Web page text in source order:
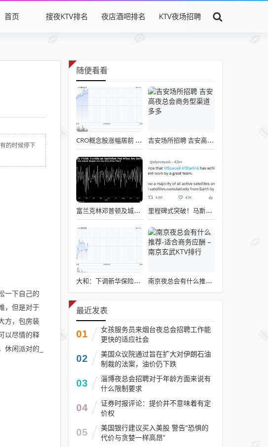
首页 搜夜KTV排名 夜店酒吧排名 KTV夜场招聘
的时候停下
一下自己的
，但是对于
方，包房装
以尽情的释
闲派对的_
随便看看
CRO概念股涨幅居前 康龙化成涨近10%泰格医药涨近9% 吉安场所招聘 吉安高夜总会商务型渠道多多
富兰克林邓普顿及城堡基金纷纷警告对美债市场持乐观态度为时尚早 里程碑式突破！马斯克：太空探索公司SpaceX的星链已经实现收支平衡
大和：下调新华保险评级至“跑输大市” 目标价下调至16港元 南京夜总会有什么推荐-适合商务应酬 – 南京玄武KTV排行
最近发表
01
女孩服务员来烟台夜总会招聘工作能
更快的适应社会
02
美国众议院通过旨在扩大对伊朗石油
制裁的法案，油价仍下跌
03
淄博夜总会招聘对于年龄方面来说有
什么限制要求
04
证券时报评论：提价并不意味着有定
价权
05
美国银行建议买入美股 警告“恐惧的
代价与贪婪一样高昂”